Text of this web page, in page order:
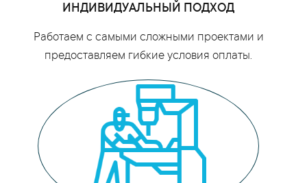
ИНДИВИДУАЛЬНЫЙ ПОДХОД
Работаем с самыми сложными проектами и
предоставляем гибкие условия оплаты.